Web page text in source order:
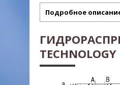
Подробное